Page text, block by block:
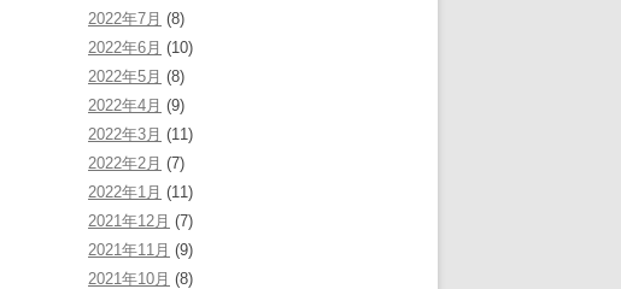
2022年7月 (8)
2022年6月 (10)
2022年5月 (8)
2022年4月 (9)
2022年3月 (11)
2022年2月 (7)
2022年1月 (11)
2021年12月 (7)
2021年11月 (9)
2021年10月 (8)